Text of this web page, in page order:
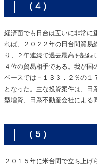
（４）
経済面でも日台は互いに非常に
れば、２０２２年の日台間貿易
り、２年連続で過去最高を記録
４位の貿易相手である。我が
ベースでは＋１３３．２％の１
となった。主な投資案件は、日
型増資、日系不動産会社による
（５）
２０１５年に米台間で立ち上げ